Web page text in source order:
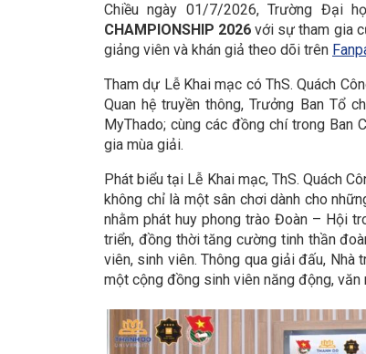
Chiều ngày 01/7/2026, Trường Đại
CHAMPIONSHIP 2026 với sự tham gia
giảng viên và khán giả theo dõi trên
Tham dự Lễ Khai mạc có ThS. Quách
Quan hệ truyền thông, Trưởng Ban Tổ
MyThado; cùng các đồng chí trong Ban
gia mùa giải.
Phát biểu tại Lễ Khai mạc, ThS. Quách
không chỉ là một sân chơi dành cho
nhằm phát huy phong trào Đoàn – Hội
triển, đồng thời tăng cường tinh thần
viên, sinh viên. Thông qua giải đấu,
một cộng đồng sinh viên năng động, văn